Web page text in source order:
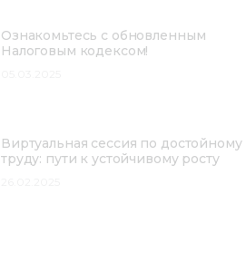
Ознакомьтесь с обновленным
Налоговым кодексом!
Виртуальная сессия по достойному
труду: пути к устойчивому росту